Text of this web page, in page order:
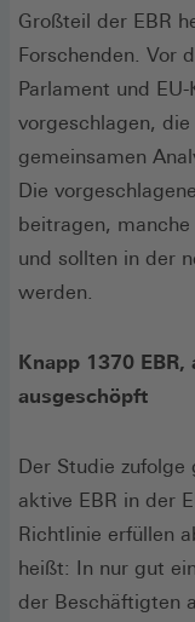
Großteil der EBR
Forschenden. Vor
Parlament und
vorgeschlagen,
gemeinsamen
Die
beitragen,
und sollten in der
werden.
Knapp 1370
ausgeschöpft
Der Studie
aktive EBR in der
Richtlinie erfüllen
heißt: In nur gut
der Beschäftigten